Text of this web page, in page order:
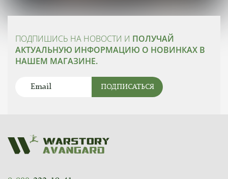
ПОДПИШИСЬ НА НОВОСТИ И ПОЛУЧАЙ
АКТУАЛЬНУЮ ИНФОРМАЦИЮ О НОВИНКАХ В
НАШЕМ МАГАЗИНЕ.
ПОДПИСАТЬСЯ